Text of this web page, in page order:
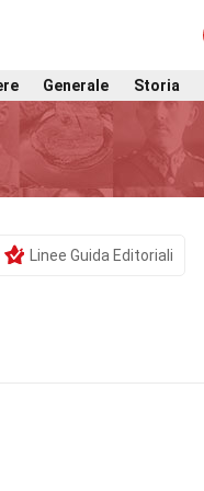
Generale Storia
Linee Guida Editoriali